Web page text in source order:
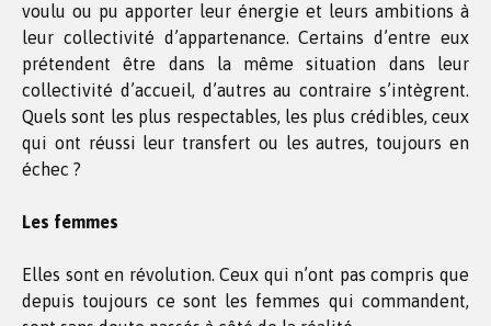
voulu ou pu apporter leur énergie et leurs ambitions à
leur collectivité d’appartenance. Certains d’entre eux
prétendent être dans la même situation dans leur
collectivité d’accueil, d’autres au contraire s’intègrent.
Quels sont les plus respectables, les plus crédibles, ceux
qui ont réussi leur transfert ou les autres, toujours en
échec ?
Les femmes
Elles sont en révolution. Ceux qui n’ont pas compris que
depuis toujours ce sont les femmes qui commandent,